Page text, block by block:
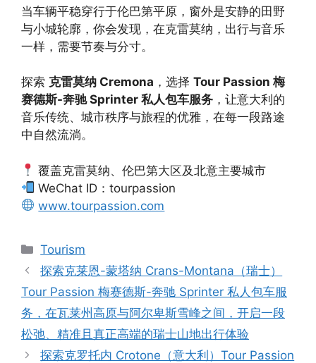
当车辆平稳穿行于伦巴第平原，窗外是安静的田野
与小城轮廓，你会发现，在克雷莫纳，出行与音乐
一样，需要节奏与分寸。
探索 克雷莫纳 Cremona ，选择 Tour Passion 梅
赛德斯-奔驰 Sprinter 私人包车服务 ，让意大利的
音乐传统、城市秩序与旅程的优雅，在每一段路途
中自然流淌。
覆盖克雷莫纳、伦巴第大区及北意主要城市
WeChat ID：tourpassion
www.tourpassion.com
Tourism
探索克莱恩-蒙塔纳 Crans-Montana（瑞士）
Tour Passion 梅赛德斯-奔驰 Sprinter 私人包车服
务，在瓦莱州高原与阿尔卑斯雪峰之间，开启一段
松弛、精准且真正高端的瑞士山地出行体验
探索克罗托内 Crotone（意大利）Tour Passion